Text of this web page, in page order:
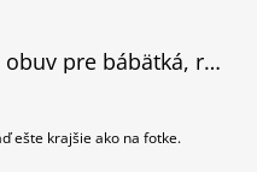
Bearpaw vlnená obuv pre bábätká, ružová
z 5 hviezdičiek.
ešte krajšie ako na fotke.